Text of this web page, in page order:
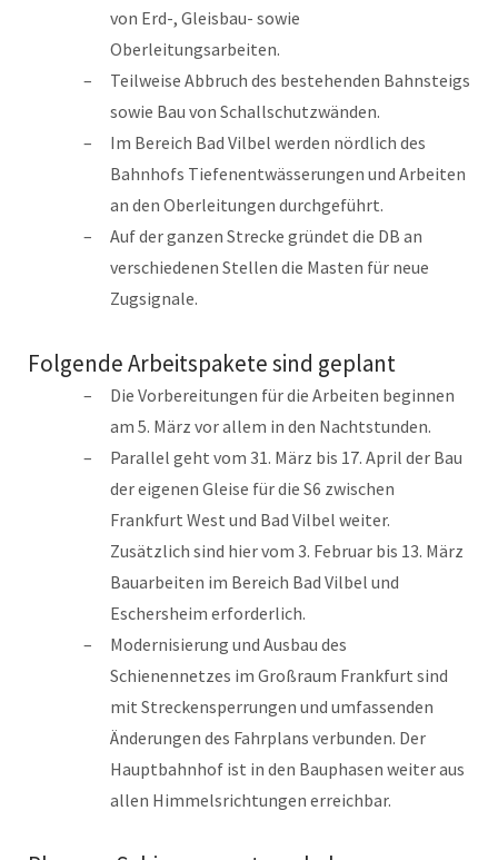
von Erd-, Gleisbau- sowie
Oberleitungsarbeiten.
Teilweise Abbruch des bestehenden Bahnsteigs
sowie Bau von Schallschutzwänden.
Im Bereich Bad Vilbel werden nördlich des
Bahnhofs Tiefenentwässerungen und Arbeiten
an den Oberleitungen durchgeführt.
Auf der ganzen Strecke gründet die DB an
verschiedenen Stellen die Masten für neue
Zugsignale.
Folgende Arbeitspakete sind geplant
Die Vorbereitungen für die Arbeiten beginnen
am 5. März vor allem in den Nachtstunden.
Parallel geht vom 31. März bis 17. April der Bau
der eigenen Gleise für die S6 zwischen
Frankfurt West und Bad Vilbel weiter.
Zusätzlich sind hier vom 3. Februar bis 13. März
Bauarbeiten im Bereich Bad Vilbel und
Eschersheim erforderlich.
Modernisierung und Ausbau des
Schienennetzes im Großraum Frankfurt sind
mit Streckensperrungen und umfassenden
Änderungen des Fahrplans verbunden. Der
Hauptbahnhof ist in den Bauphasen weiter aus
allen Himmelsrichtungen erreichbar.